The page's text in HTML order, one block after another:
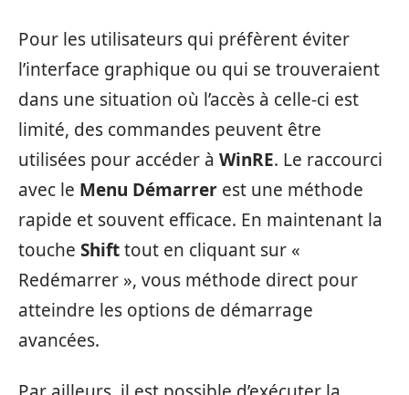
Pour les utilisateurs qui préfèrent éviter
l’interface graphique ou qui se trouveraient
dans une situation où l’accès à celle-ci est
limité, des commandes peuvent être
utilisées pour accéder à WinRE. Le raccourci
avec le Menu Démarrer est une méthode
rapide et souvent efficace. En maintenant la
touche Shifttout en cliquant sur «
Redémarrer », vous méthode direct pour
atteindre les options de démarrage
avancées.